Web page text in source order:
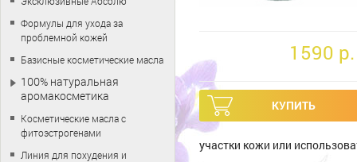
1590 p.
участки кожи или
Формулы для ухода за
проблемной кожей
Базисные косметические масла
100% натуральная
аромакосметика
Косметические масла с
фитоэстрогенами
Линия для похудения и